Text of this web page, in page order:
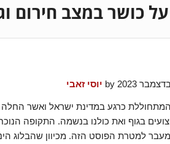
כושר במצב חירום
יוסי זאבי
בגוף ואת כולנו בנשמה. התקופה
מעבר למטרת הפוסט הזה. מכיוון שהבלוג